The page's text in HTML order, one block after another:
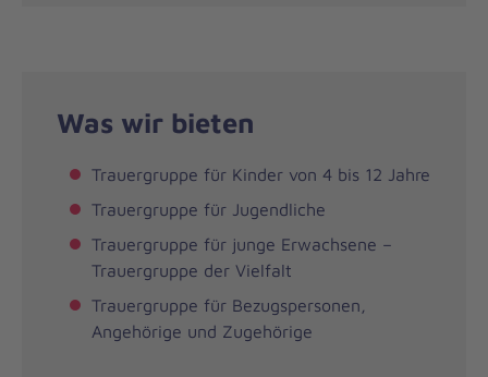
Was wir bieten
Trauergruppe für Kinder von 4 bis 12 Jahre
Trauergruppe für Jugendliche
Trauergruppe für junge Erwachsene –
Trauergruppe der Vielfalt
Trauergruppe für Bezugspersonen,
Angehörige und Zugehörige